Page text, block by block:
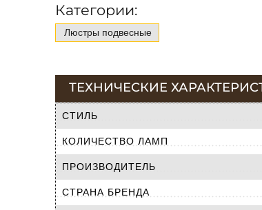
Категории:
Люстры подвесные
ТЕХНИЧЕСКИЕ
СТИЛЬ
КОЛИЧЕСТВО ЛАМП
ПРОИЗВОДИТЕЛЬ
СТРАНА БРЕНДА